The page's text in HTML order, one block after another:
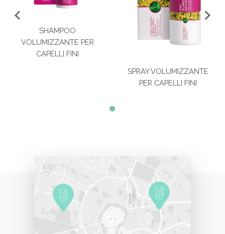
SHAMPOO
VOLUMIZZANTE PER
CAPELLI FINI
SPRAY VOLUMIZZANTE
PER CAPELLI FINI